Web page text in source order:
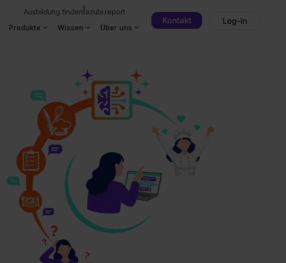
Ausbildung finden azubi.report
Produkte
Wissen Über uns